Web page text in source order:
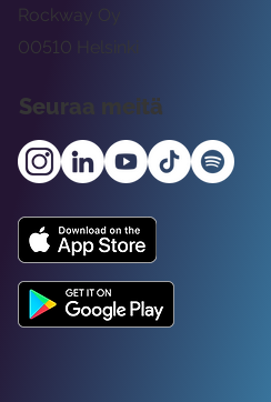
Rockway Oy
00510 Helsinki
Seuraa meitä